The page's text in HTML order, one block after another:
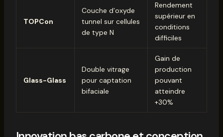
TOPCon
Couche d’oxyde
tunnel sur cellules
de type N
Rendement
supérieur en
conditions
difficiles
Glass-Glass
Double vitrage
pour captation
bifaciale
Gain de
production
pouvant
atteindre
+30%